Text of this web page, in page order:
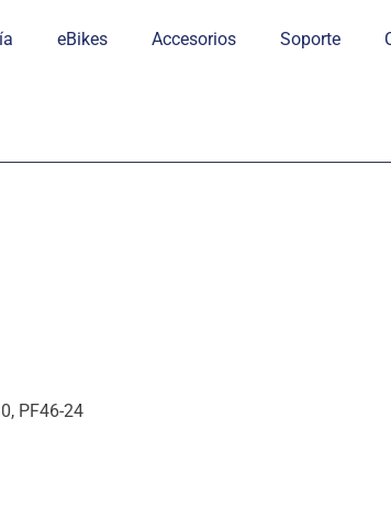
eBikes Accesorios Soporte
PF46-24